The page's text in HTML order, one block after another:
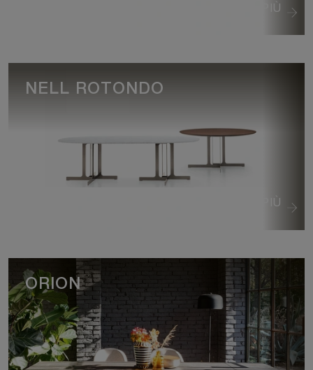
VEDI DI PIÙ
VEDI DI PIÙ
NELL ROTONDO
ORION